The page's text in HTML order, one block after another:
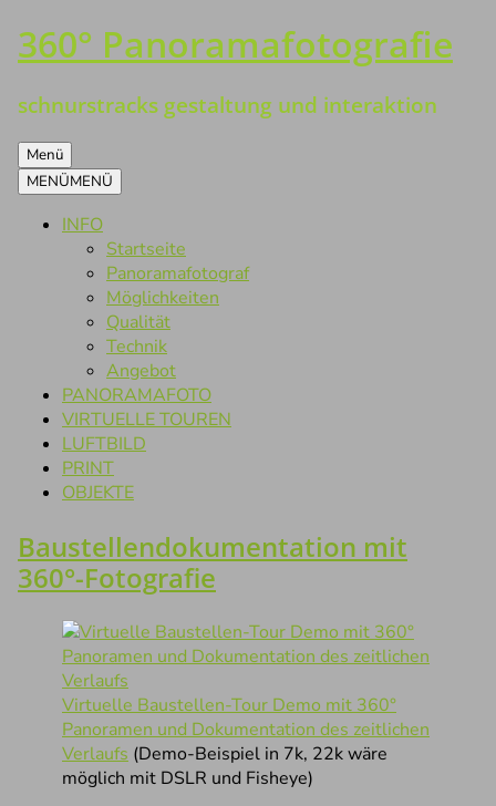
Zum
Inhalt
360° Panoramafotografie
schnurstracks gestaltung und interaktion
Menü
MENÜMENÜ
INFO
Startseite
Panoramafotograf
Möglichkeiten
Qualität
Technik
Angebot
PANORAMAFOTO
VIRTUELLE TOUREN
LUFTBILD
PRINT
OBJEKTE
Baustellendokumentation mit
360°-Fotografie
Virtuelle Baustellen-Tour Demo mit 360°
Panoramen und Dokumentation des zeitlichen
Verlaufs (Demo-Beispiel in 7k, 22k wäre
möglich mit DSLR und Fisheye)